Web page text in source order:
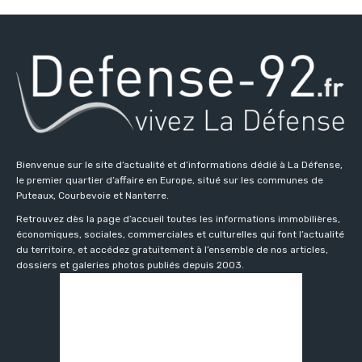
Bienvenue sur le site d’actualité et d’informations dédié à La Défense,
le premier quartier d’affaire en Europe, situé sur les communes de
Puteaux, Courbevoie et Nanterre.
Retrouvez dès la page d’accueil toutes les informations immobilières,
économiques, sociales, commerciales et culturelles qui font l’actualité
du territoire, et accédez gratuitement à l’ensemble de nos articles,
dossiers et galeries photos publiés depuis 2003.